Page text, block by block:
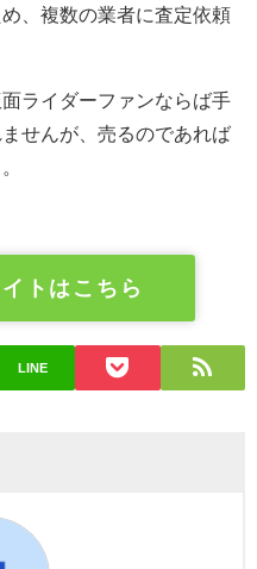
、複数の業者に査定依頼
ライダーファンならば手
せんが、売るのであれば
トはこちら
LINE